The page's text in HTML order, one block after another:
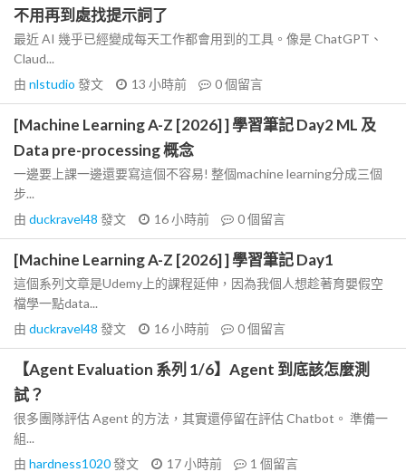
不用再到處找提示詞了
最近 AI 幾乎已經變成每天工作都會用到的工具。像是 ChatGPT、
Claud...
由 nlstudio 發文 13 小時前 0個留言
[Machine Learning A-Z [2026] ] 學習筆記 Day2 ML 及
Data pre-processing 概念
一邊要上課一邊還要寫這個不容易! 整個machine learning分成三個
步...
由 duckravel48 發文 16 小時前 0個留言
[Machine Learning A-Z [2026] ] 學習筆記 Day1
這個系列文章是Udemy上的課程延伸，因為我個人想趁著育嬰假空
檔學一點data...
由 duckravel48 發文 16 小時前 0個留言
【Agent Evaluation 系列 1/6】Agent 到底該怎麼測
試？
很多團隊評估 Agent 的方法，其實還停留在評估 Chatbot。 準備一
組...
由 hardness1020發文 17 小時前 1 個留言